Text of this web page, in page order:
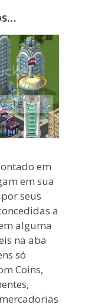
em
em sua
seus
a
alguma
na aba
só
Coins,